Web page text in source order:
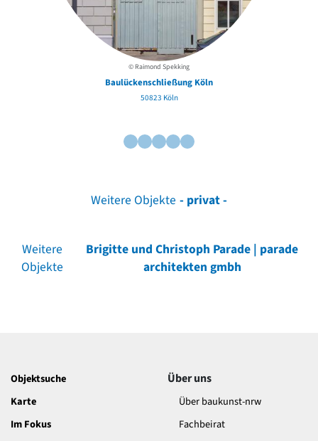
© Raimond Spekking
Baulückenschließung Köln
50823 Köln
Weitere Objekte - privat -
Weitere
Objekte
Brigitte und Christoph Parade | parade
architekten gmbh
Objektsuche
Karte
Im Fokus
Über uns
Über baukunst-nrw
Fachbeirat